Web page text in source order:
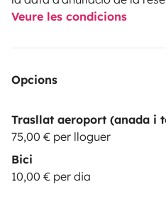
Veure les condicions
Opcions
Trasllat aeroport (anada i
75,00 € per lloguer
Bici
10,00 € per dia